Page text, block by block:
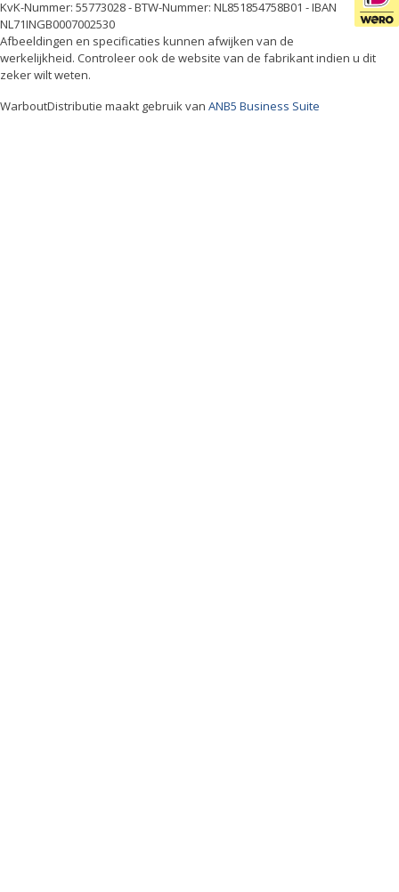
KvK-Nummer: 55773028 - BTW-Nummer: NL851854758B01 - IBAN
NL71INGB0007002530
Afbeeldingen en specificaties kunnen afwijken van de
werkelijkheid. Controleer ook de website van de fabrikant indien u dit
zeker wilt weten.
WarboutDistributie maakt gebruik van ANB5 Business Suite